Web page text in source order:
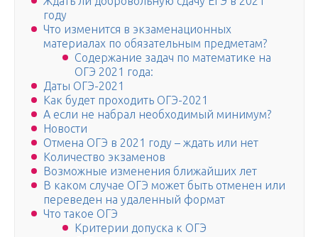
году
Что изменится в экзаменационных
материалах по обязательным предметам?
Содержание задач по математике на
ОГЭ 2021 года:
Даты ОГЭ-2021
Как будет проходить ОГЭ-2021
А если не набрал необходимый минимум?
Новости
Отмена ОГЭ в 2021 году – ждать или нет
Количество экзаменов
Возможные изменения ближайших лет
В каком случае ОГЭ может быть отменен или
переведен на удаленный формат
Что такое ОГЭ
Критерии допуска к ОГЭ